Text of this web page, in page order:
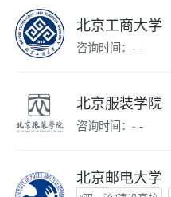
北京工商大学
咨询时间：- -
北京服装学院
咨询时间：- -
北京邮电大学